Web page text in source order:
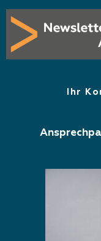
Ihr